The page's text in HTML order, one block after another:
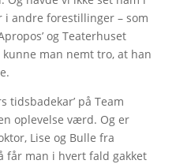
andre forestillinger – som
og Teaterhuset
kunne man nemt tro, at han
tidsbadekar’ på Team
oplevelse værd. Og er
Lise og Bulle fra
får man i hvert fald gakket